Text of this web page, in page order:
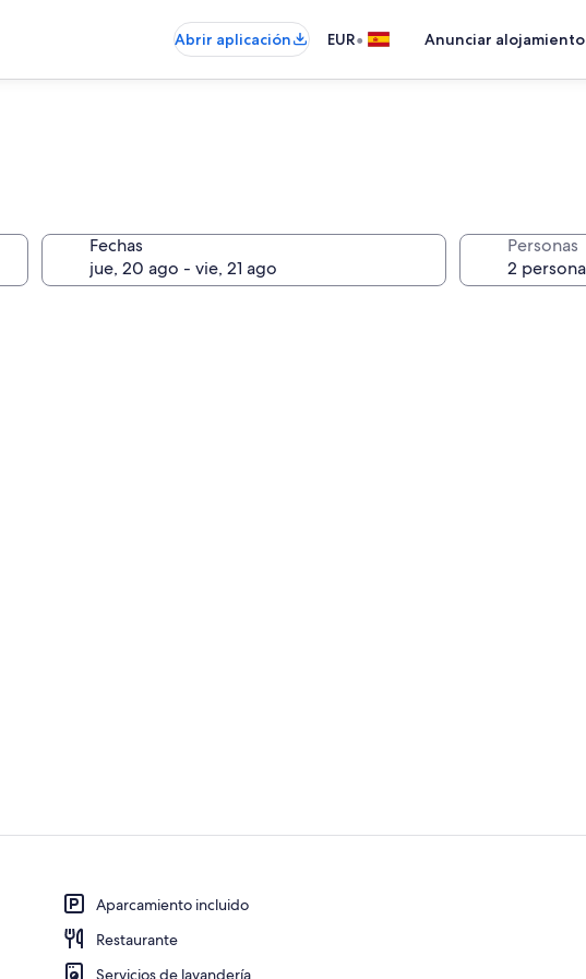
Abrir aplicación EUR• Anunciar alojamiento
Fechas Personas
Aparcamiento incluido
Restaurante
Servicios de lavandería